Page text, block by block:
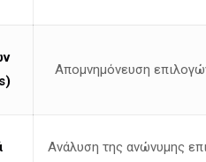
πνευματικά
πραγμάτων»,
στη «woke
Απομνημόνευση
Ανάλυση της ανώνυμης